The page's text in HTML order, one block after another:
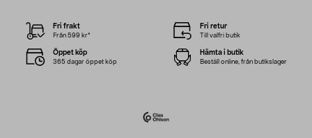
Fri frakt
Från 599 kr*
Fri retur
Till valfri butik
Öppet köp
365 dagar öppet köp
Hämta i butik
Beställ online, från butikslager